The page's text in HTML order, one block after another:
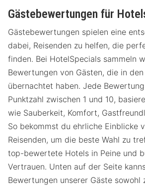
Gästebewertungen für
Gästebewertungen spielen eine
dabei, Reisenden zu helfen, die
finden. Bei HotelSpecials sammeln
Bewertungen von Gästen, die in
übernachtet haben. Jede
Punktzahl zwischen 1 und 10,
wie Sauberkeit, Komfort,
So bekommst du ehrliche Einblicke
Reisenden, um die beste Wahl zu
top-bewertete Hotels in Peine und
Vertrauen. Unten auf der Seite
Bewertungen unserer Gäste sowohl